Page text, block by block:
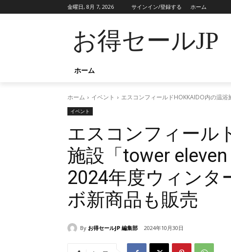
金曜日, 8月 7, 2026 サインイン/登録する ホーム
お得セールJP
ホーム
ホーム イベント エスコンフィールドHOKKAIDO内の温
イベント
エスコンフィール
施設「tower eleven
2024年度ウィンタ
ボ新商品も販売
By お得セールJP 編集部 2024年10月30日